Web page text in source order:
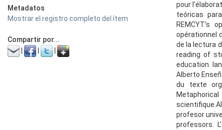
Metadatos
Mostrar el registro completo del ítem
Compartir por...
pour
teóricas
REMCYT’s
opérationnel
de la lectura
reading of
education
Alberto
du texte
profesor
professors.